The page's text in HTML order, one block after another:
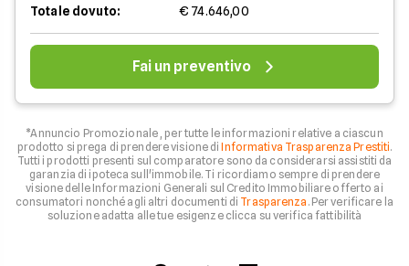
Totale dovuto:
€ 74.646,00
Fai un preventivo
*Annuncio Promozionale , per tutte le informazioni relative a ciascun
prodotto si prega di prendere visione diInformativa Trasparenza Prestiti.
Tutti i prodotti presenti sul comparatore sono da considerarsi assistiti da
garanzia di ipoteca sull'immobile. Ti ricordiamo sempre di prendere
visione delle Informazioni Generali sul Credito Immobiliare offerto ai
consumatori nonché agli altri documenti di Trasparenza . Per verificare la
soluzione adatta alle tue esigenze clicca su verifica fattibilità